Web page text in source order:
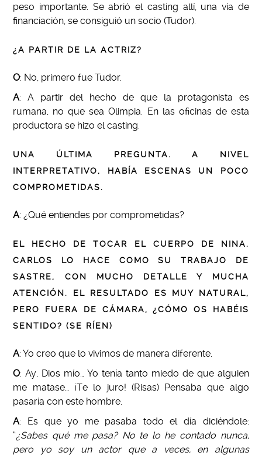
peso importante. Se abrió el casting allí, una vía de
financiación, se consiguió un socio (Tudor).
¿A PARTIR DE LA ACTRIZ?
O: No, primero fue Tudor.
A: A partir del hecho de que la protagonista es
rumana, no que sea Olimpia. En las oficinas de esta
productora se hizo el casting.
UNA ÚLTIMA PREGUNTA. A NIVEL
INTERPRETATIVO, HABÍA ESCENAS UN POCO
COMPROMETIDAS.
A: ¿Qué entiendes por comprometidas?
EL HECHO DE TOCAR EL CUERPO DE NINA.
CARLOS LO HACE COMO SU TRABAJO DE
SASTRE, CON MUCHO DETALLE Y MUCHA
ATENCIÓN. EL RESULTADO ES MUY NATURAL,
PERO FUERA DE CÁMARA, ¿CÓMO OS HABÉIS
SENTIDO? (SE RÍEN)
A: Yo creo que lo vivimos de manera diferente.
O: Ay, Dios mío… Yo tenía tanto miedo de que alguien
me matase… ¡Te lo juro! (Risas) Pensaba que algo
pasaría con este hombre.
A: Es que yo me pasaba todo el día diciéndole:
“¿Sabes qué me pasa? No te lo he contado nunca,
pero yo soy un actor que a veces, en algunas